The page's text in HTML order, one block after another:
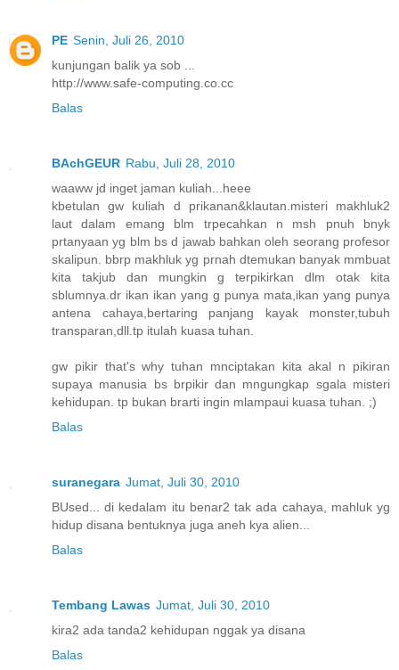
PE Senin, Juli 26, 2010
kunjungan balik ya sob ...
http://www.safe-computing.co.cc
Balas
BAchGEUR Rabu, Juli 28, 2010
waaww jd inget jaman kuliah...heee
kbetulan gw kuliah d prikanan&klautan.misteri makhluk2
laut dalam emang blm trpecahkan n msh pnuh bnyk
prtanyaan yg blm bs d jawab bahkan oleh seorang profesor
skalipun. bbrp makhluk yg prnah dtemukan banyak mmbuat
kita takjub dan mungkin g terpikirkan dlm otak kita
sblumnya.dr ikan ikan yang g punya mata,ikan yang punya
antena cahaya,bertaring panjang kayak monster,tubuh
transparan,dll.tp itulah kuasa tuhan.
gw pikir that's why tuhan mnciptakan kita akal n pikiran
supaya manusia bs brpikir dan mngungkap sgala misteri
kehidupan. tp bukan brarti ingin mlampaui kuasa tuhan. ;)
Balas
suranegara Jumat, Juli 30, 2010
BUsed... di kedalam itu benar2 tak ada cahaya, mahluk yg
hidup disana bentuknya juga aneh kya alien...
Balas
Tembang Lawas Jumat, Juli 30, 2010
kira2 ada tanda2 kehidupan nggak ya disana
Balas